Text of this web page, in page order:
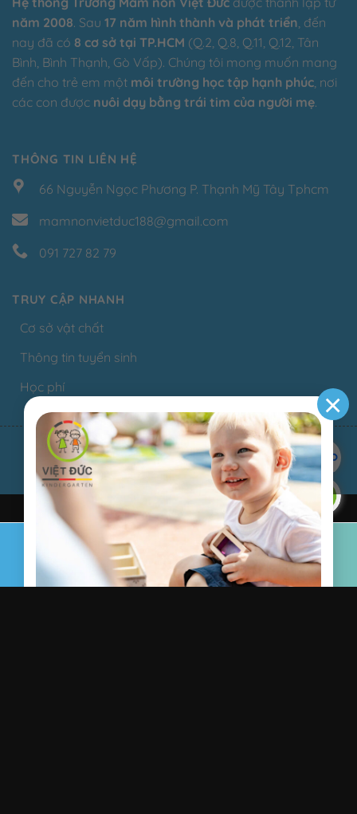
×
năm 2008. Sau 17 năm hình thành và phát triển , đến
nay đã có 8 cơ sở tại TP.HCM (Q.2, Q.8, Q.11, Q.12, Tân
Bình, Bình Thạnh, Gò Vấp). Chúng tôi mong muốn mang
đến cho trẻ em một môi trường học tập hạnh phúc , nơi
các con được nuôi dạy bằng trái tim của người mẹ.
THÔNG TIN LIÊN HỆ
66 Nguyễn Ngọc Phương P. Thạnh Mỹ Tây Tphcm
mamnonvietduc188@gmail.com
091 727 82 79
TRUY CẬP NHANH
Cơ sở vật chất
Thông tin tuyển sinh
Học phí
Copyright 2025.Design By Thế Giới Số.
Home Tư vấn Chat